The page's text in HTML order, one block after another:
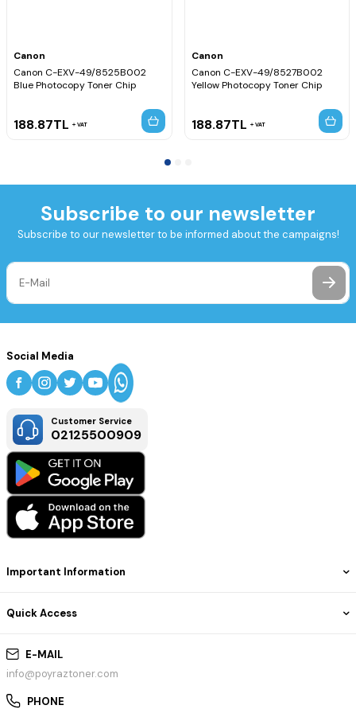
Canon
Canon C-EXV-49/8525B002
Blue Photocopy Toner Chip
188.87TL VAT
Canon
Canon C-EXV-49/8527B002
Yellow Photocopy Toner Chip
188.87TL VAT
Subscribe to our newsletter
Subscribe to our newsletter to be informed about the campaigns!
E-MAIL
info@poyraztoner.com
PHONE
Important Information
Quick Access
Social Media
Customer Service
02125500909